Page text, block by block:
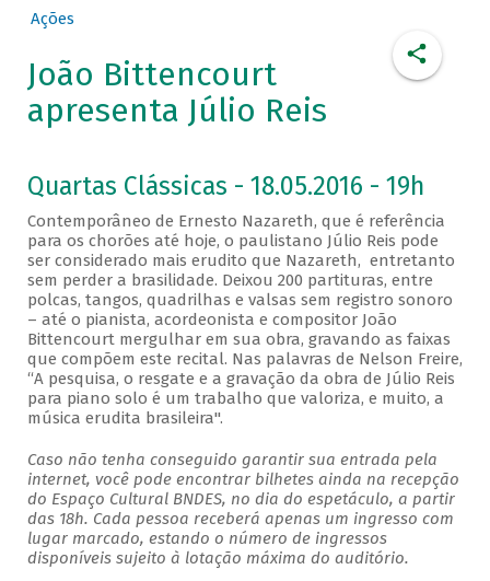
Ações
João Bittencourt
apresenta Júlio Reis
Quartas Clássicas - 18.05.2016 - 19h
Contemporâneo de Ernesto Nazareth, que é referência
para os chorões até hoje, o paulistano Júlio Reis pode
ser considerado mais erudito que Nazareth, entretanto
sem perder a brasilidade. Deixou 200 partituras, entre
polcas, tangos, quadrilhas e valsas sem registro sonoro
– até o pianista, acordeonista e compositor João
Bittencourt mergulhar em sua obra, gravando as faixas
que compõem este recital. Nas palavras de Nelson Freire,
“A pesquisa, o resgate e a gravação da obra de Júlio Reis
para piano solo é um trabalho que valoriza, e muito, a
música erudita brasileira".
Caso não tenha conseguido garantir sua entrada pela
internet, você pode encontrar bilhetes ainda na recepção
do Espaço Cultural BNDES, no dia do espetáculo, a partir
das 18h. Cada pessoa receberá apenas um ingresso com
lugar marcado, estando o número de ingressos
disponíveis sujeito à lotação máxima do auditório.